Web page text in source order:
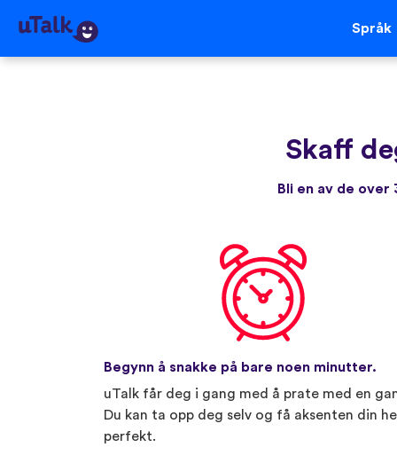
Språk
Skaff
Bli en av de
Begynn å snakke på bare noen minutter.
uTalk får deg i gang med å prate med en
Du kan ta opp deg selv og få aksenten din
perfekt.